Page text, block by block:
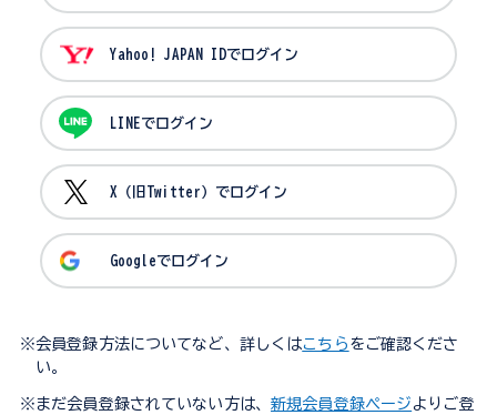
Yahoo! JAPAN IDでログイン
LINEでログイン
X（旧Twitter）でログイン
Googleでログイン
※会員登録方法についてなど、詳しくはこちら をご確認くださ
い。
※まだ会員登録されていない方は、 新規会員登録ページ よりご登